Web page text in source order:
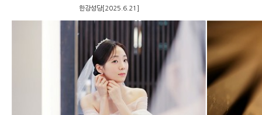
한강성당[2025.6.21]
약현성당 [2022.4.9]